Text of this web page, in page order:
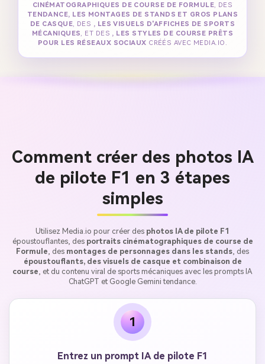
CINÉMATOGRAPHIQUES DE COURSE DE FORMULE, DES
TENDANCE, LES MONTAGES DE STANDS ET GROS PLANS
DE CASQUE, DES , LES VISUELS D'AFFICHES DE SPORTS
MÉCANIQUES, ET DES , LES STYLES DE COURSE PRÊTS
POUR LES RÉSEAUX SOCIAUX CRÉÉS AVEC MEDIA.IO.
Comment créer des photos IA
de pilote F1 en 3 étapes
simples
Utilisez Media.io pour créer des photos IA de pilote F1
époustouflantes, des portraits cinématographiques de course de
Formule, des montages de personnages dans les stands, des
époustouflants, des visuels de casque et combinaison de
course, et du contenu viral de sports mécaniques avec les prompts IA
ChatGPT et Google Gemini tendance.
1
Entrez un prompt IA de pilote F1